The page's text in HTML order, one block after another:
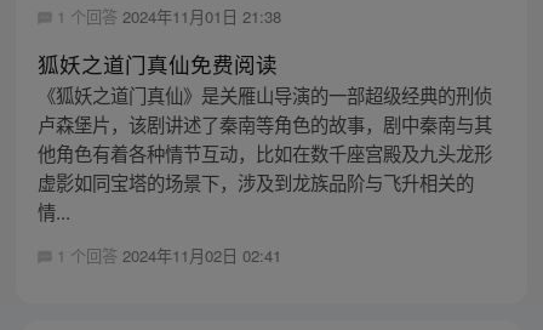
1 个回答 2024年11月01日 21:38
狐妖之道门真仙免费阅读
《狐妖之道门真仙》是关雁山导演的一部超级经典的刑侦
卢森堡片，该剧讲述了秦南等角色的故事，剧中秦南与其
他角色有着各种情节互动，比如在数千座宫殿及九头龙形
虚影如同宝塔的场景下，涉及到龙族品阶与飞升相关的
情...
1 个回答 2024年11月02日 02:41